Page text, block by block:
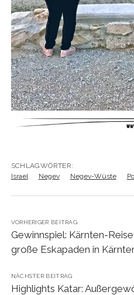
SCHLAGWÖRTER:
Israel
Negev Negev-Wüste
VORHERIGER BEITRAG
Gewinnspiel: Kärnten-
große Eskapaden in
NÄCHSTER BEITRAG
Highlights Katar: